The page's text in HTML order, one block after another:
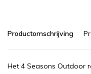
Productomschrijving
Het 4 Seasons Outdoor